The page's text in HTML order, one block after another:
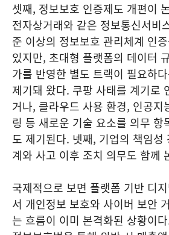
셋째, 정보보호 인증제도 개편이
전자상거래와 같은 정보통신서비
준 이상의 정보보호 관리체계 인
있지만, 초대형 플랫폼의 데이터
가를 반영한 별도 트랙이 필요하
제기돼 왔다. 쿠팡 사태를 계기로
거나, 클라우드 사용 환경, 인공지
링 등 새로운 기술 요소를 의무 항
도 제기된다. 넷째, 기업의 책임성
계와 사고 이후 조치 의무도 함께
국제적으로 보면 플랫폼 기반 디
서 개인정보 보호와 사이버 보안
는 흐름이 이미 본격화된 상황이